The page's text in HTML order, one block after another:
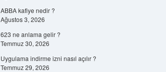
ABBA kafiye nedir ?
Ağustos 3, 2026
623 ne anlama gelir ?
Temmuz 30, 2026
Uygulama indirme izni nasıl açılır ?
Temmuz 29, 2026